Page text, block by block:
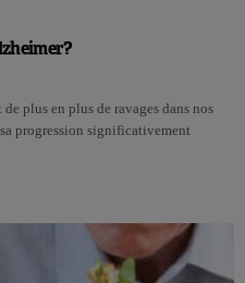
plus en plus de ravages dans nos
progression significativement